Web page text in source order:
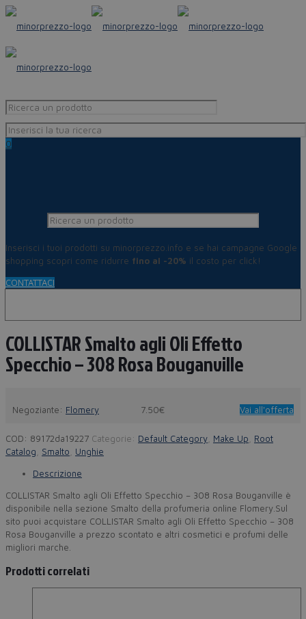
0
Inserisci i tuoi prodotti su minorprezzo.info e se hai campagne Google
shopping scopri come ridurre fino al -20% il costo per click!
CONTATTACI
COLLISTAR Smalto agli Oli Effetto
Specchio – 308 Rosa Bouganville
Negoziante: Flomery 7.50€ Vai all'offerta
COD: 89172da19227 Categorie: Default Category Make Up
Root
Catalog
Smalto
Unghie
Descrizione
COLLISTAR Smalto agli Oli Effetto Specchio – 308 Rosa Bouganville è
disponibile nella sezione Smalto della profumeria online Flomery.Sul
sito puoi acquistare COLLISTAR Smalto agli Oli Effetto Specchio – 308
Rosa Bouganville a prezzo scontato e altri cosmetici e profumi delle
migliori marche.
Prodotti correlati